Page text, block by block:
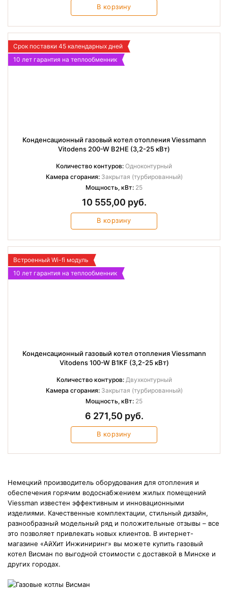
В корзину
Срок поставки 45 календарных дней
10 лет гарантия на теплообменник
Конденсационный газовый котел отопления Viessmann
Vitodens 200-W B2HE (3,2-25 кВт)
Количество контуров: Одноконтурный
Камера сгорания:Закрытая (турбированный)
Мощность, кВт: 25
10 555,00 руб.
В корзину
Встроенный Wi-fi модуль
10 лет гарантия на теплообменник
Конденсационный газовый котел отопления Viessmann
Vitodens 100-W B1KF (3,2-25 кВт)
Количество контуров:Двухконтурный
Камера сгорания:Закрытая (турбированный)
Мощность, кВт: 25
6 271,50 руб.
В корзину
Немецкий производитель оборудования для отопления и
обеспечения горячим водоснабжением жилых помещений
Viessman известен эффективным и инновационными
изделиями. Качественные комплектации, стильный дизайн,
разнообразный модельный ряд и положительные отзывы – все
это позволяет привлекать новых клиентов. В интернет-
магазине «АйХит Инжиниринг» вы можете купить газовый
котел Висман по выгодной стоимости с доставкой в Минске и
других городах.